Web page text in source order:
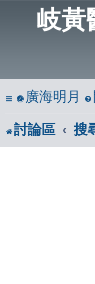
岐黃
廣海明月
討論區 搜